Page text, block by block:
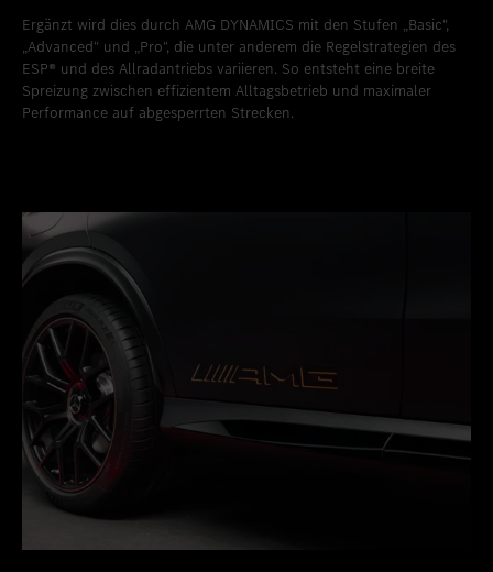
Ergänzt wird dies durch AMG DYNAMICS mit den Stufen „Basic“,
„Advanced“ und „Pro“, die unter anderem die Regelstrategien des
ESP® und des Allradantriebs variieren. So entsteht eine breite
Spreizung zwischen effizientem Alltagsbetrieb und maximaler
Performance auf abgesperrten Strecken.